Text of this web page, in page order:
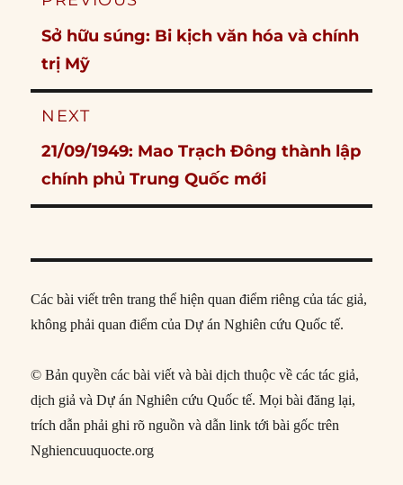
Previous
post:
Sở hữu súng: Bi kịch văn hóa và chính
trị Mỹ
NEXT
Next
post:
21/09/1949: Mao Trạch Đông thành lập
chính phủ Trung Quốc mới
Các bài viết trên trang thể hiện quan điểm riêng của tác giả,
không phải quan điểm của Dự án Nghiên cứu Quốc tế.
© Bản quyền các bài viết và bài dịch thuộc về các tác giả,
dịch giả và Dự án Nghiên cứu Quốc tế. Mọi bài đăng lại,
trích dẫn phải ghi rõ nguồn và dẫn link tới bài gốc trên
Nghiencuuquocte.org